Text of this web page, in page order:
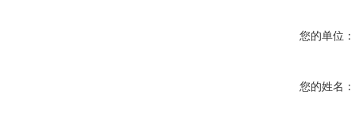
您的单位：
您的姓名：